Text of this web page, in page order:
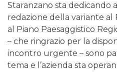
Staranzano sta dedicando
redazione della variante al
al Piano Paesaggistico
– che ringrazio per la
incontro urgente – sono
tema e l’azienda sta